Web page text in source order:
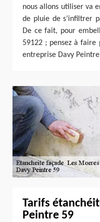
nous allons utiliser va
de pluie de s’infiltrer
De ce fait, pour
59122 ; pensez à
entreprise Davy
Tarifs
Peintre 59